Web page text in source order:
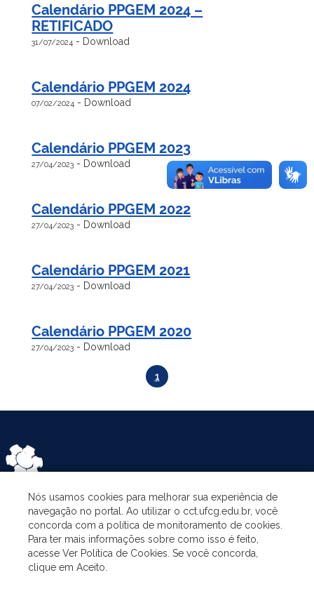
Calendário PPGEM 2024 –
RETIFICADO
31/07/2024 - Download
Calendário PPGEM 2024
07/02/2024 - Download
Calendário PPGEM 2023
27/04/2023 - Download
Calendário PPGEM 2022
27/04/2023 - Download
Calendário PPGEM 2021
27/04/2023 - Download
Calendário PPGEM 2020
27/04/2023 - Download
1
CATEGORIES
THE PROGRAM
Nós usamos cookies para melhorar sua experiência de
navegação no portal. Ao utilizar o cct.ufcg.edu.br, você
concorda com a política de monitoramento de cookies.
Para ter mais informações sobre como isso é feito,
acesse Ver Política de Cookies. Se você concorda,
clique em Aceito.